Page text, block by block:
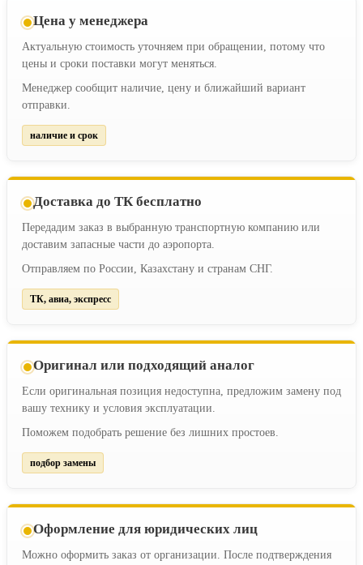
Цена у менеджера
Актуальную стоимость уточняем при обращении, потому что
цены и сроки поставки могут меняться.
Менеджер сообщит наличие, цену и ближайший вариант
отправки.
наличие и срок
Доставка до ТК бесплатно
Передадим заказ в выбранную транспортную компанию или
доставим запасные части до аэропорта.
Отправляем по России, Казахстану и странам СНГ.
ТК, авиа, экспресс
Оригинал или подходящий аналог
Если оригинальная позиция недоступна, предложим замену под
вашу технику и условия эксплуатации.
Поможем подобрать решение без лишних простоев.
подбор замены
Оформление для юридических лиц
Можно оформить заказ от организации. После подтверждения